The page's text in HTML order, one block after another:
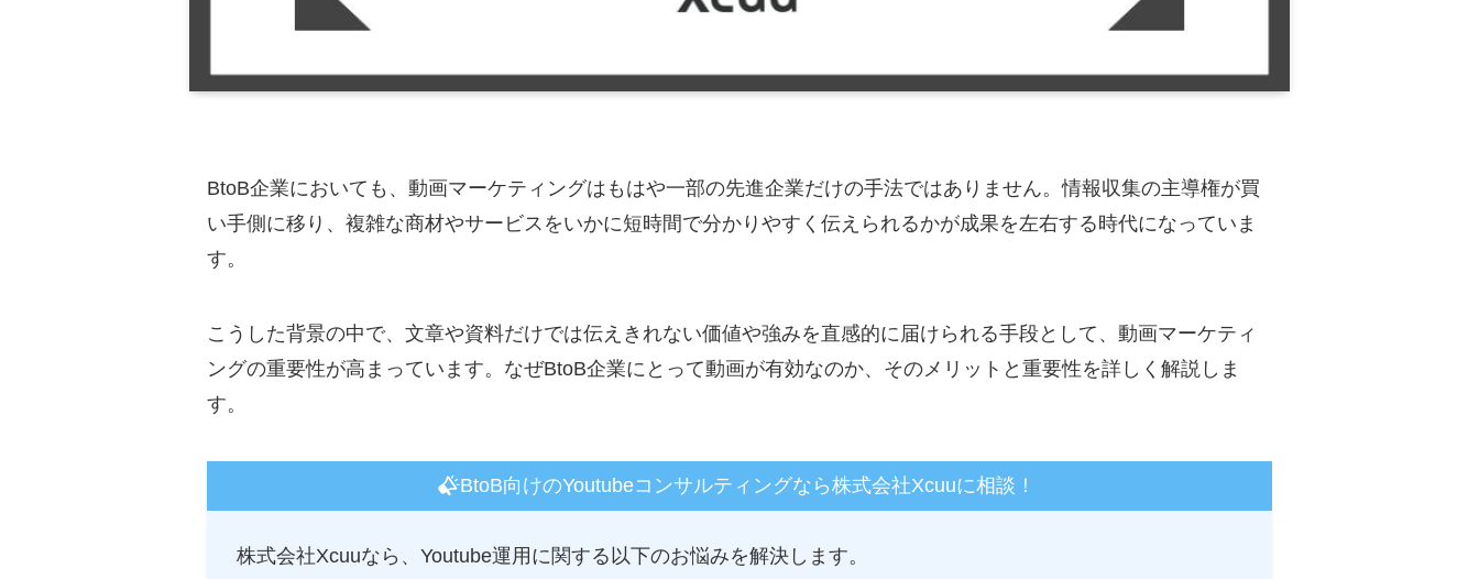
BtoB企業においても、動画マーケティングはもはや一部の先進企業だけの手法ではありません。情報収集の主導権が買
い手側に移り、複雑な商材やサービスをいかに短時間で分かりやすく伝えられるかが成果を左右する時代になっていま
す。
こうした背景の中で、文章や資料だけでは伝えきれない価値や強みを直感的に届けられる手段として、動画マーケティ
ングの重要性が高まっています。なぜBtoB企業にとって動画が有効なのか、そのメリットと重要性を詳しく解説しま
す。
BtoB向けのYoutubeコンサルティングなら株式会社Xcuuに相談！
株式会社Xcuuなら、Youtube運用に関する以下のお悩みを解決します。